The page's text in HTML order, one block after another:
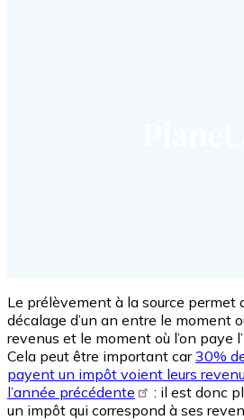
Le prélèvement à la source permet
décalage d’un an entre le moment
revenus et le moment où l’on paye
Cela peut être important car30%
payent un impôt voient leurs
l’année précédente
: il est donc
un impôt qui correspond à ses